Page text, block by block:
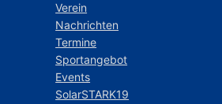
Verein
Nachrichten
Termine
Sportangebot
Events
SolarSTARK19